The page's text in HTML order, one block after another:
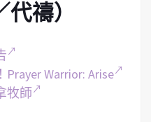
禱）
Warrior: Arise
牧師